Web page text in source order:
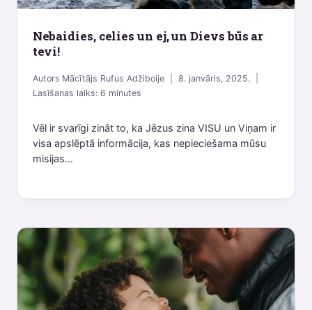
Nebaidies, celies un ej, un Dievs būs ar
tevi!
Autors Mācītājs Rufus Adžiboije
8. janvāris, 2025.
Lasīšanas laiks:6 minutes
Vēl ir svarīgi zināt to, ka Jēzus zina VISU un Viņam ir
visa apslēptā informācija, kas nepieciešama mūsu
misijas...